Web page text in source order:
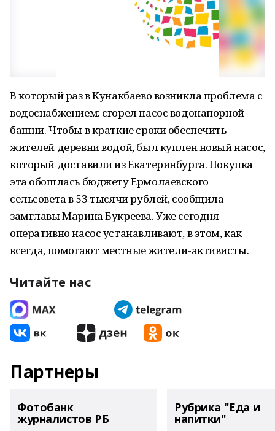
В который раз в Кунакбаево возникла проблема с
водоснабжением: сгорел насос водонапорной
башни. Чтобы в краткие сроки обеспечить
жителей деревни водой, был куплен новый насос,
который доставили из Екатеринбурга. Покупка
эта обошлась бюджету Ермолаевского
сельсовета в 53 тысячи рублей, сообщила
замглавы Марина Букреева. Уже сегодня
оперативно насос устанавливают, в этом, как
всегда, помогают местные жители-активисты.
Читайте нас
Партнеры
Фотобанк
журналистов РБ
Рубрика "Еда и
напитки"